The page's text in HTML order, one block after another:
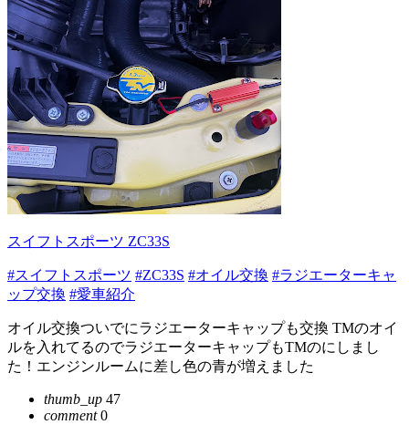
スイフトスポーツ ZC33S
#スイフトスポーツ #ZC33S #オイル交換 #ラジエーターキャ
ップ交換 #愛車紹介
オイル交換ついでにラジエーターキャップも交換 TMのオイ
ルを入れてるのでラジエーターキャップもTMのにしまし
た！エンジンルームに差し色の青が増えました
thumb_up 47
comment0